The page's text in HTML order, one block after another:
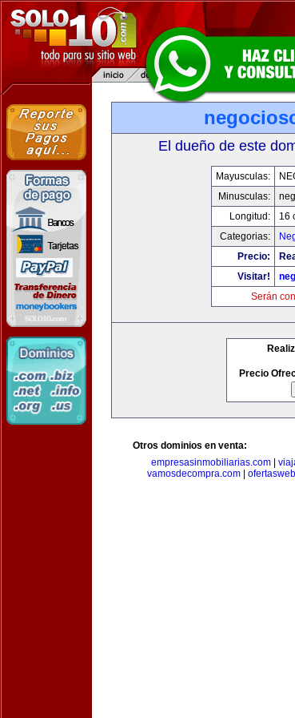
El dueño de este
Mayusculas:
Minusculas:
Longitud:
16
Categorias:
Precio:
Visitar!
Serán
Precio
Otros dominios en venta:
empresasinmobiliarias.com
vamosdecompra.com|